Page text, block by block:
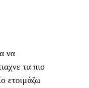
να
τα πιο
ετοιμάζω